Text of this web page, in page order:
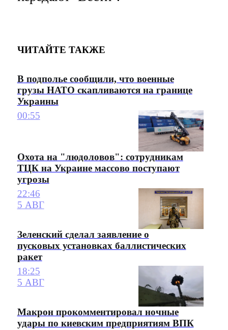
ЧИТАЙТЕ ТАКЖЕ
В подполье сообщили, что военные
грузы НАТО скапливаются на границе
Украины
00:55
Охота на "людоловов": сотрудникам
ТЦК на Украине массово поступают
угрозы
22:46
5 АВГ
Зеленский сделал заявление о
пусковых установках баллистических
ракет
18:25
5 АВГ
Макрон прокомментировал ночные
удары по киевским предприятиям ВПК